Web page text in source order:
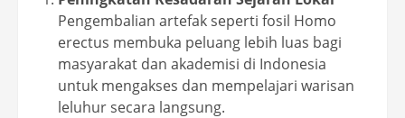
Pengembalian artefak seperti fosil Homo
erectus membuka peluang lebih luas bagi
masyarakat dan akademisi di Indonesia
untuk mengakses dan mempelajari warisan
leluhur secara langsung.